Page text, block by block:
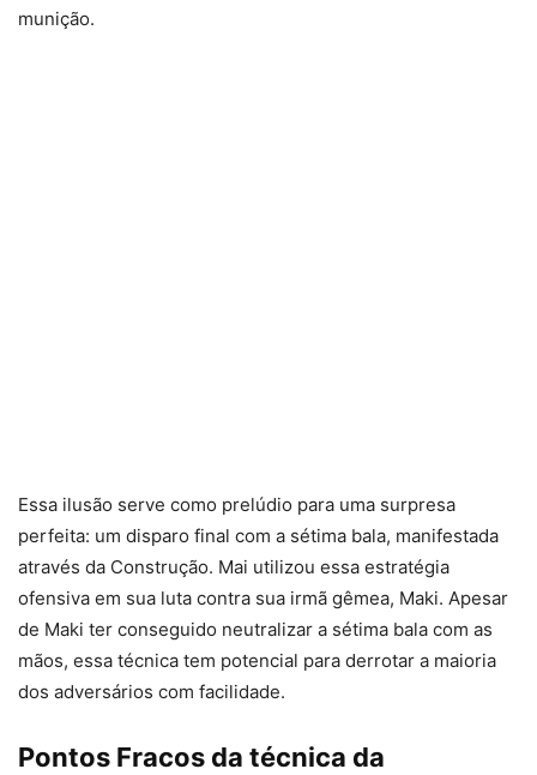
munição.
Essa ilusão serve como prelúdio para uma surpresa
perfeita: um disparo final com a sétima bala, manifestada
através da Construção. Mai utilizou essa estratégia
ofensiva em sua luta contra sua irmã gêmea, Maki. Apesar
de Maki ter conseguido neutralizar a sétima bala com as
mãos, essa técnica tem potencial para derrotar a maioria
dos adversários com facilidade.
Pontos Fracos da técnica da